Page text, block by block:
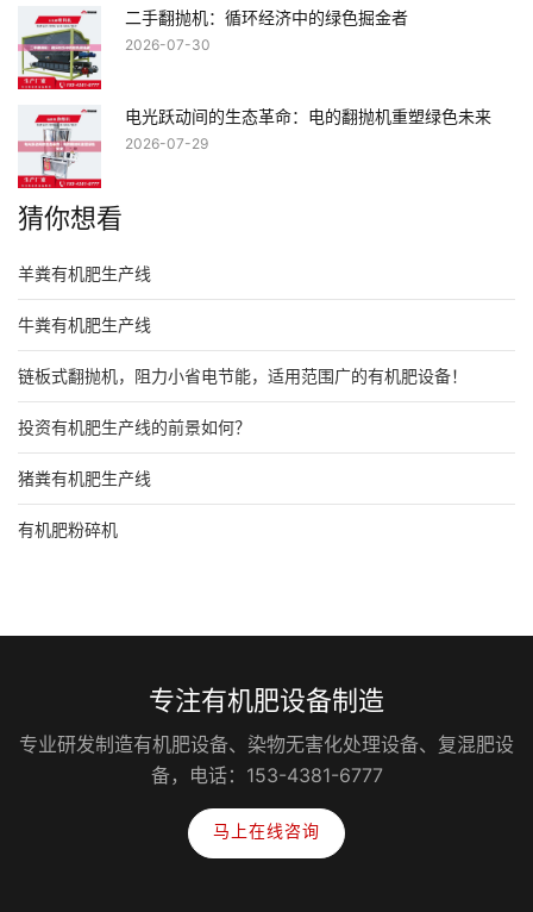
二手翻抛机：循环经济中的绿色掘金者
2026-07-30
电光跃动间的生态革命：电的翻抛机重塑绿色未来
2026-07-29
猜你想看
羊粪有机肥生产线
牛粪有机肥生产线
链板式翻抛机，阻力小省电节能，适用范围广的有机肥设备！
投资有机肥生产线的前景如何？
猪粪有机肥生产线
有机肥粉碎机
专注有机肥设备制造
专业研发制造有机肥设备、染物无害化处理设备、复混肥设
备，电话：153-4381-6777
马上在线咨询